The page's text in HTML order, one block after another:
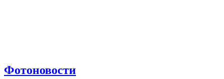
Фотоновости